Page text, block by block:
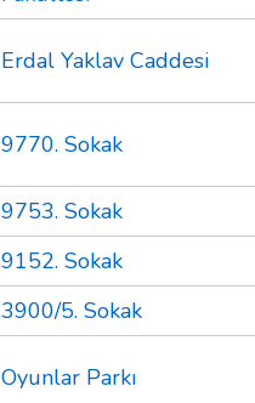
Erdal Yaklav Caddesi
9770. Sokak
9753. Sokak
9152. Sokak
3900/5. Sokak
Oyunlar Parkı